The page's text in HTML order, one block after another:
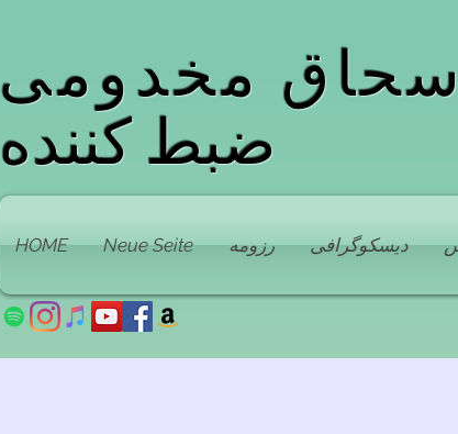
مخدومی
ضبط کننده
HOME Neue Seite رزومه دیسکوگرافی